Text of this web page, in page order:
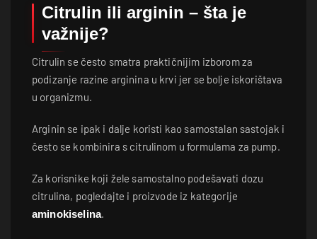
Citrulin ili arginin – šta je
važnije?
Citrulin se često smatra praktičnijim izborom za
podizanje razine arginina u krvi jer se bolje iskorištava
u organizmu.
Arginin se ipak i dalje koristi kao samostalan sastojak i
često se kombinira s citrulinom u formulama za pump.
Za korisnike koji žele samostalno podešavati dozu
citrulina, pogledajte i proizvode iz kategorije
aminokiselina.